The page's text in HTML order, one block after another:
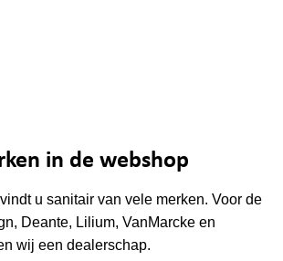
in de webshop
u sanitair van vele merken. Voor de
, Deante, Lilium,VanMarcke en
wij een dealerschap.